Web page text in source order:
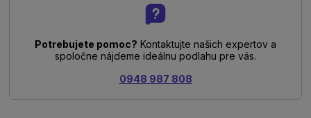
Potrebujete pomoc? Kontaktujte našich expertov a
spoločne nájdeme ideálnu podlahu pre vás.
0948 987 808